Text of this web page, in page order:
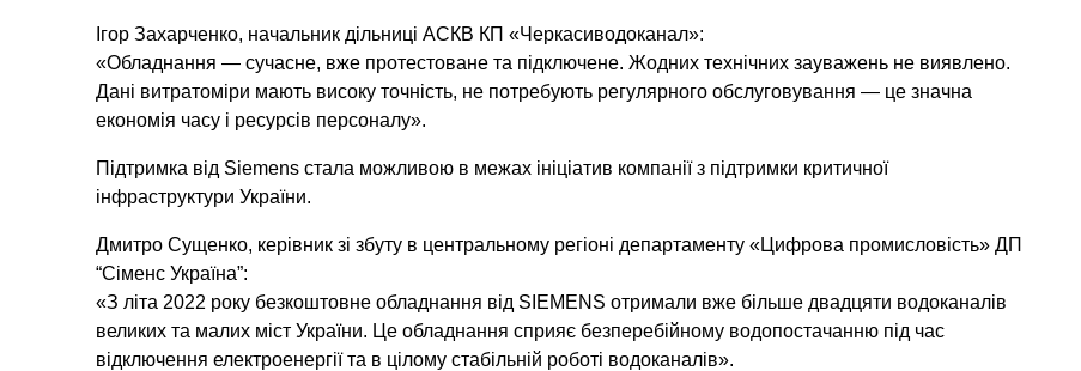
Ігор Захарченко, начальник дільниці АСКВ КП «Черкасиводоканал»:
«Обладнання — сучасне, вже протестоване та підключене. Жодних технічних зауважень не виявлено.
Дані витратоміри мають високу точність, не потребують регулярного обслуговування — це значна
економія часу і ресурсів персоналу».
Підтримка від Siemens стала можливою в межах ініціатив компанії з підтримки критичної
інфраструктури України.
Дмитро Сущенко, керівник зі збуту в центральному регіоні департаменту «Цифрова промисловість» ДП
“Сіменс Україна”:
«З літа 2022 року безкоштовне обладнання від SIEMENS отримали вже більше двадцяти водоканалів
великих та малих міст України. Це обладнання сприяє безперебійному водопостачанню під час
відключення електроенергії та в цілому стабільній роботі водоканалів».